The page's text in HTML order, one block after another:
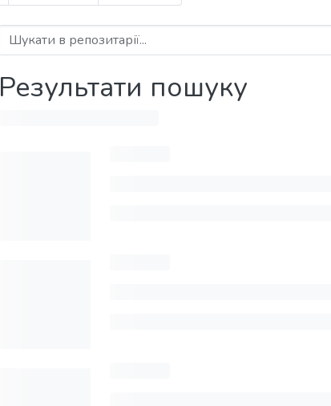
Результати пошуку